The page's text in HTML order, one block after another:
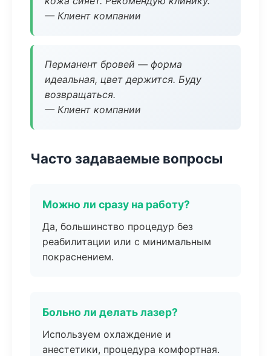
— Клиент компании
Перманент бровей — форма
идеальная, цвет держится. Буду
возвращаться.
— Клиент компании
Часто задаваемые вопросы
Можно ли сразу на работу?
Да, большинство процедур без
реабилитации или с минимальным
покраснением.
Больно ли делать лазер?
Используем охлаждение и
анестетики, процедура комфортная.